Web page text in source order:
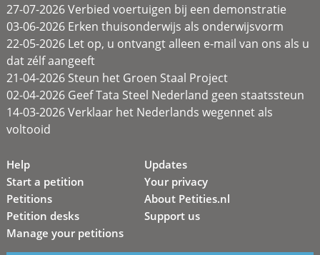
27-07-2026 Verbied voertuigen bij een demonstratie
03-06-2026 Erken thuisonderwijs als onderwijsvorm
22-05-2026 Let op, u ontvangt alleen e-mail van ons als u
dat zélf aangeeft
21-04-2026 Steun het Groen Staal Project
02-04-2026 Geef Tata Steel Nederland geen staatssteun
14-03-2026 Verklaar het Nederlands wegennet als
voltooid
Help
Start a petition
Petitions
Petition desks
Manage your petitions
Updates
Your privacy
About Petities.nl
Support us